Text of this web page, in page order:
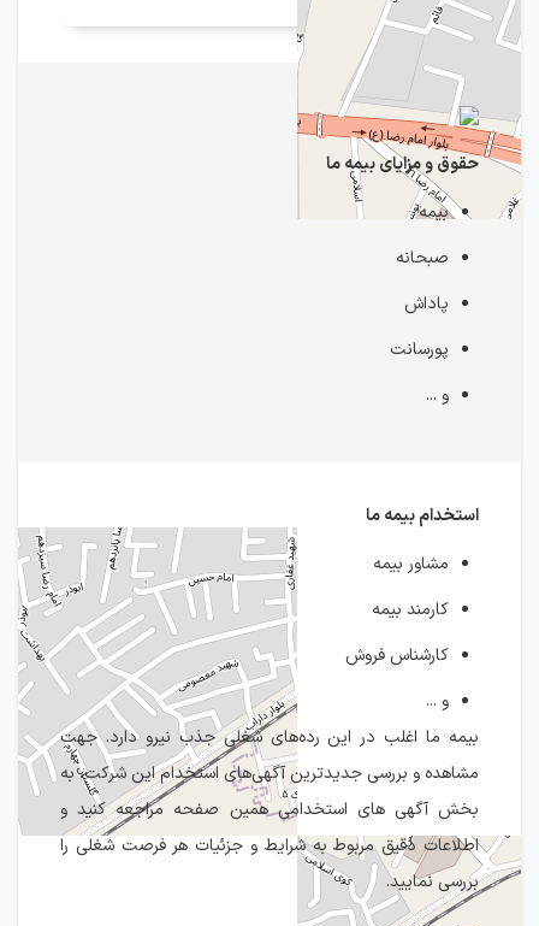
IranEstekhdam.ir
حقوق و مزایای بیمه ما
بیمه
صبحانه
پاداش
پورسانت
و ...
استخدام بیمه ما
مشاور بیمه
کارمند بیمه
کارشناس فروش
و ...
بیمه ما اغلب در این رده‌های شغلی جذب نیرو دارد. جهت
مشاهده و بررسی جدیدترین آگهی‌های استخدام این شرکت، به
بخش آگهی های استخدامی همین صفحه مراجعه کنید و
اطلاعات دقیق مربوط به شرایط و جزئیات هر فرصت شغلی را
بررسی نمایید.